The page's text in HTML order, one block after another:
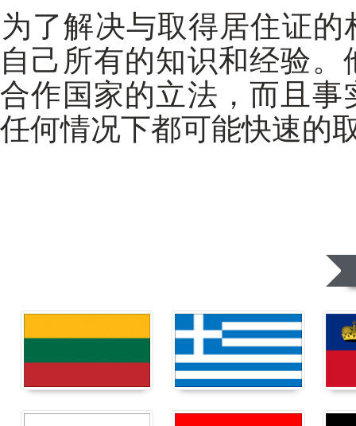
为了解决与取得居住证的相关问题，我们公司的专家使用
自己所有的知识和经验
合作国家的立法，而且
任何情况下都可能快速的